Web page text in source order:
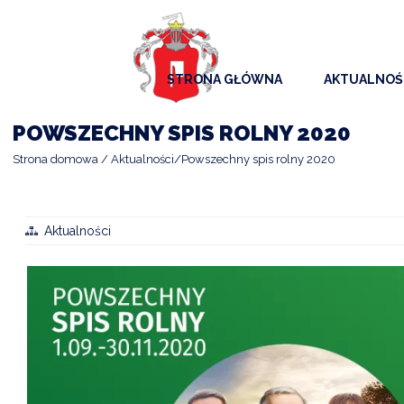
STRONA GŁÓWNA
POWSZECHNY SPIS ROLNY 2020
Strona domowa Aktualności Powszechny spis rolny 2020
Aktualności